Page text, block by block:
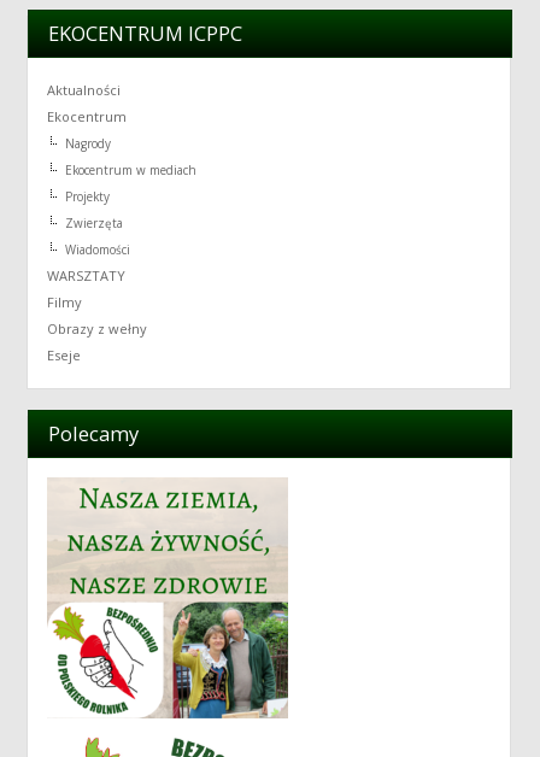
EKOCENTRUM ICPPC
Aktualności
Ekocentrum
Nagrody
Ekocentrum w mediach
Projekty
Zwierzęta
Wiadomości
WARSZTATY
Filmy
Obrazy z wełny
Eseje
Polecamy